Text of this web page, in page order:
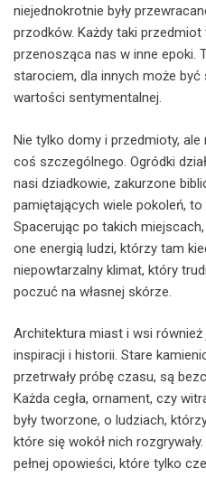
niejednokrotnie były
przodków. Każdy taki przedmiot
przenosząca nas w inne epoki.
starociem, dla innych może
wartości sentymentalnej.
Nie tylko domy i przedmioty,
coś szczególnego. Ogródki
nasi dziadkowie, zakurzone
pamiętających wiele pokoleń,
Spacerując po takich
one energią ludzi, którzy tam
niepowtarzalny klimat, który
poczuć na własnej skórze.
Architektura miast i wsi
inspiracji i historii. Stare
przetrwały próbę czasu, są
Każda cegła, ornament, czy
były tworzone, o ludziach,
które się wokół nich
pełnej opowieści, które tylko